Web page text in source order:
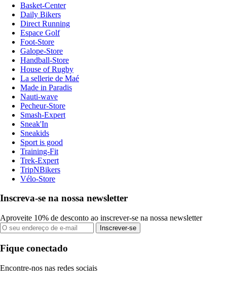
Basket-Center
Daily Bikers
Direct Running
Espace Golf
Foot-Store
Galope-Store
Handball-Store
House of Rugby
La sellerie de Maé
Made in Paradis
Nauti-wave
Pecheur-Store
Smash-Expert
Sneak'In
Sneakids
Sport is good
Training-Fit
Trek-Expert
TripNBikers
Vélo-Store
Inscreva-se na nossa newsletter
Aproveite 10% de desconto ao inscrever-se na nossa newsletter
Inscrever-se
Fique conectado
Encontre-nos nas redes sociais